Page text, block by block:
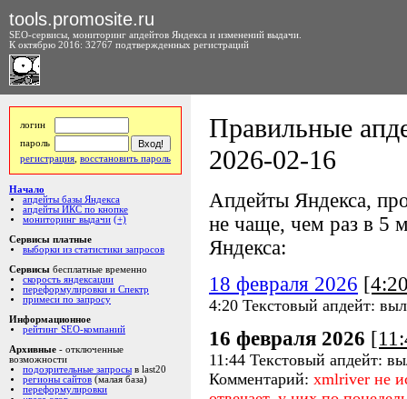
tools.promosite.ru
SEO-сервисы, мониторинг апдейтов Яндекса и изменений выдачи.
К октябрю 2016: 32767 подтвержденных регистраций
логин
пароль
регистрация восстановить пароль
Начало
апдейты базы Яндекса
апдейты ИКС по кнопке
мониторинг выдачи (+)
Сервисы платные
выборки из статистики запросов
Сервисы бесплатные временно
скорость яндексации
переформулировки и Спектр
примеси по запросу
Информационное
рейтинг SEO-компаний
Архивные - отключенные
возможности
подозрительные запросы в last20
регионы сайтов (малая база)
переформулировки
Правильные
2026-02-16
Апдейты Яндекса,
не чаще, чем раз в 5
Яндекса:
18 февраля 2026
4:20 Текстовый апдейт:
16 февраля 2026
11:44 Текстовый апдейт:
Комментарий: xmlriver не